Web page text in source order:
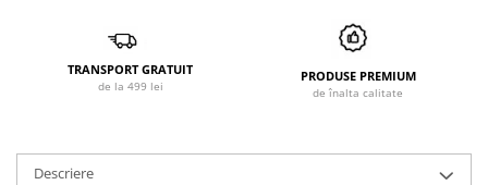
TRANSPORT GRATUIT
de la 499 lei
PRODUSE PREMIUM
de înalta calitate
Descriere